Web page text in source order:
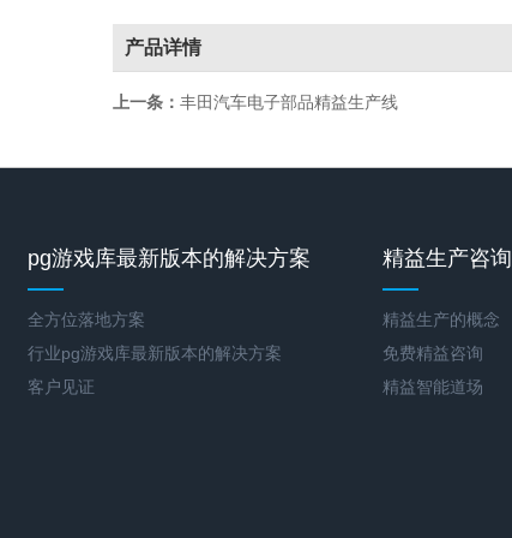
产品详情
上一条：丰田汽车电子部品精益生产线
pg游戏库最新版本的解决方案
全方位落地方案
行业pg游戏库最新版本的解决方案
客户见证
精益生产咨询
精益生产的概念
免费精益咨询
精益智能道场